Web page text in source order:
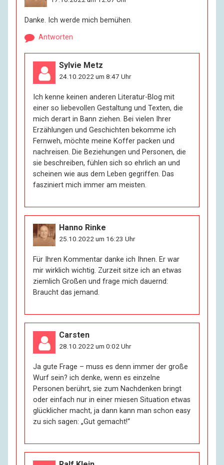
Danke. Ich werde mich bemühen.
Antworten
Sylvie Metz
24.10.2022 um 8:47 Uhr
Ich kenne keinen anderen Literatur-Blog mit
einer so liebevollen Gestaltung und Texten, die
mich derart in Bann ziehen. Bei vielen Ihrer
Erzählungen und Geschichten bekomme ich
Fernweh, möchte meine Koffer packen und
nachreisen. Die Beziehungen und Personen, die
sie beschreiben, fühlen sich so ehrlich an und
scheinen wie aus dem Leben gegriffen. Das
fasziniert mich immer am meisten.
Hanno Rinke
25.10.2022 um 16:23 Uhr
Für Ihren Kommentar danke ich Ihnen. Er war
mir wirklich wichtig. Zurzeit sitze ich an etwas
ziemlich Großen und frage mich dauernd:
Braucht das jemand.
Carsten
28.10.2022 um 0:02 Uhr
Ja gute Frage – muss es denn immer der große
Wurf sein? ich denke, wenn es einzelne
Personen berührt, sie zum Nachdenken bringt
oder einfach nur in einer miesen Situation etwas
glücklicher macht, ja dann kann man schon easy
zu sich sagen: „Gut gemacht!“